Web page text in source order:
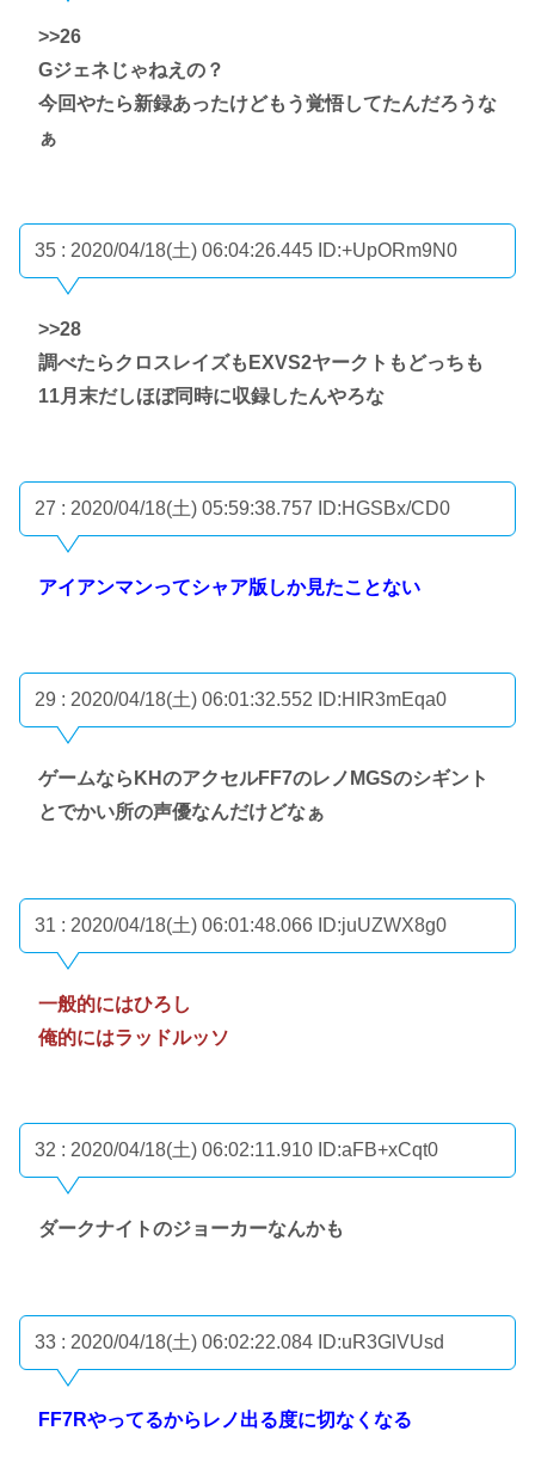
>>26
Gジェネじゃねえの？
今回やたら新録あったけどもう覚悟してたんだろうな
ぁ
35 : 2020/04/18(土) 06:04:26.445 ID:+UpORm9N0
>>28
調べたらクロスレイズもEXVS2ヤークトもどっちも
11月末だしほぼ同時に収録したんやろな
27 : 2020/04/18(土) 05:59:38.757 ID:HGSBx/CD0
アイアンマンってシャア版しか見たことない
29 : 2020/04/18(土) 06:01:32.552 ID:HIR3mEqa0
ゲームならKHのアクセルFF7のレノMGSのシギント
とでかい所の声優なんだけどなぁ
31 : 2020/04/18(土) 06:01:48.066 ID:juUZWX8g0
一般的にはひろし
俺的にはラッドルッソ
32 : 2020/04/18(土) 06:02:11.910 ID:aFB+xCqt0
ダークナイトのジョーカーなんかも
33 : 2020/04/18(土) 06:02:22.084 ID:uR3GlVUsd
FF7Rやってるからレノ出る度に切なくなる